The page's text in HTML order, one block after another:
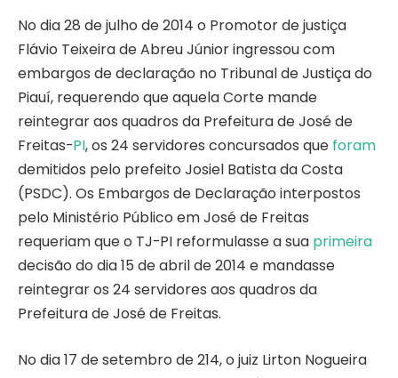
No dia 28 de julho de 2014 o Promotor de justiça
Flávio Teixeira de Abreu Júnior ingressou com
embargos de declaração no Tribunal de Justiça do
Piauí, requerendo que aquela Corte mande
reintegrar aos quadros da Prefeitura de José de
Freitas-PI, os 24 servidores concursados que foram
demitidos pelo prefeito Josiel Batista da Costa
(PSDC). Os Embargos de Declaração interpostos
pelo Ministério Público em José de Freitas
requeriam que o TJ-PI reformulasse a sua primeira
decisão do dia 15 de abril de 2014 e mandasse
reintegrar os 24 servidores aos quadros da
Prefeitura de José de Freitas.
No dia 17 de setembro de 214, o juiz Lirton Nogueira